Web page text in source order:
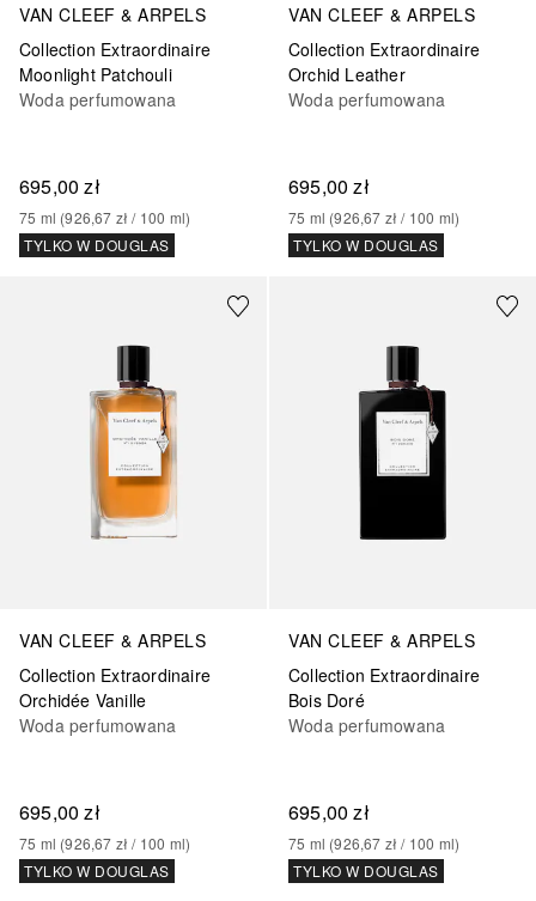
VAN CLEEF & ARPELS
Collection Extraordinaire
Moonlight Patchouli
Woda perfumowana
695,00 zł
75 ml (926,67 zł / 100 ml)
TYLKO W DOUGLAS
VAN CLEEF & ARPELS
Collection Extraordinaire
Orchid Leather
Woda perfumowana
695,00 zł
75 ml (926,67 zł / 100 ml)
TYLKO W DOUGLAS
VAN CLEEF & ARPELS
Collection Extraordinaire
Orchidée Vanille
Woda perfumowana
695,00 zł
75 ml (926,67 zł / 100 ml)
TYLKO W DOUGLAS
VAN CLEEF & ARPELS
Collection Extraordinaire
Bois Doré
Woda perfumowana
695,00 zł
75 ml (926,67 zł / 100 ml)
TYLKO W DOUGLAS